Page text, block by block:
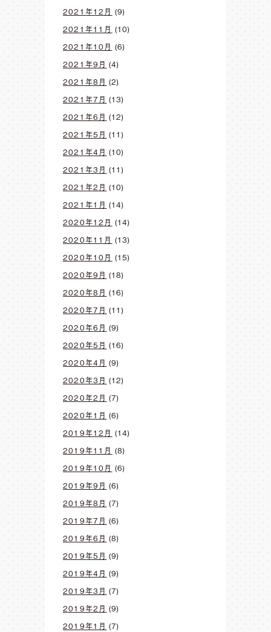
2021年12月 (9)
2021年11月 (10)
2021年10月 (6)
2021年9月 (4)
2021年8月 (2)
2021年7月 (13)
2021年6月 (12)
2021年5月 (11)
2021年4月 (10)
2021年3月 (11)
2021年2月 (10)
2021年1月 (14)
2020年12月 (14)
2020年11月 (13)
2020年10月 (15)
2020年9月 (18)
2020年8月 (16)
2020年7月 (11)
2020年6月 (9)
2020年5月 (16)
2020年4月 (9)
2020年3月 (12)
2020年2月 (7)
2020年1月 (6)
2019年12月 (14)
2019年11月 (8)
2019年10月 (6)
2019年9月 (6)
2019年8月 (7)
2019年7月 (6)
2019年6月 (8)
2019年5月 (9)
2019年4月 (9)
2019年3月 (7)
2019年2月 (9)
2019年1月 (7)